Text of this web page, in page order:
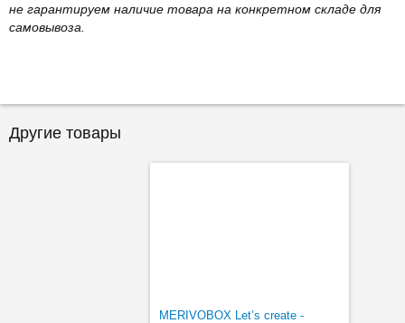
не гарантируем наличие товара на конкретном складе для
самовывоза.
Другие товары
MERIVOBOX Let’s create -